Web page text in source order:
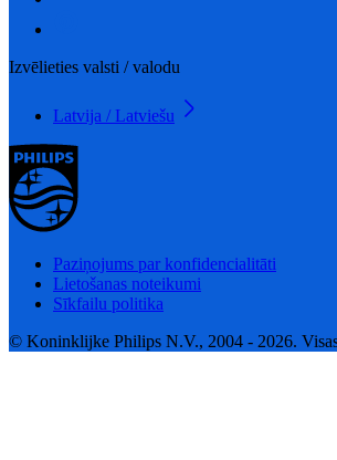
Izvēlieties valsti / valodu
Latvija / Latviešu
Paziņojums par konfidencialitāti
Lietošanas noteikumi
Sīkfailu politika
© Koninklijke Philips N.V., 2004 - 2026. Visas